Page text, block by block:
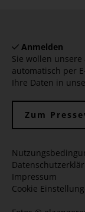
Anmelden
Sie wollen
automatisch per
Ihre Daten in
Zum
Impressum
Cookie